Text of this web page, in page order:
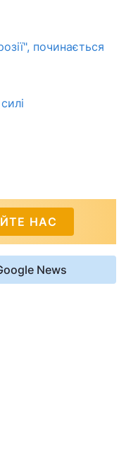
починається
НАС
News